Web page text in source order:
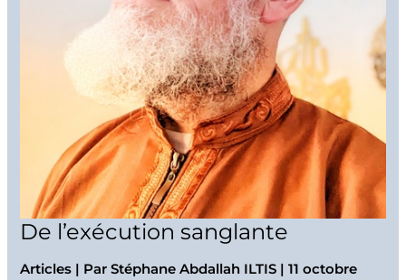
De l’exécution sanglante
Articles | ParStéphane Abdallah ILTIS |11 octobre